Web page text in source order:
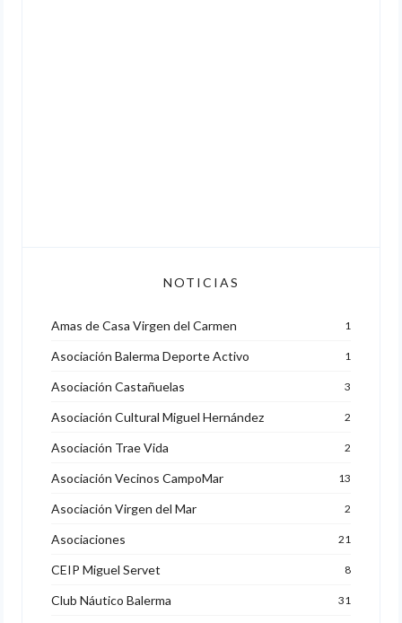
NOTICIAS
Amas de Casa Virgen del Carmen 1
Asociación Balerma Deporte Activo 1
Asociación Castañuelas 3
Asociación Cultural Miguel Hernández 2
Asociación Trae Vida 2
Asociación Vecinos CampoMar 13
Asociación Virgen del Mar 2
Asociaciones 21
CEIP Miguel Servet 8
Club Náutico Balerma 31